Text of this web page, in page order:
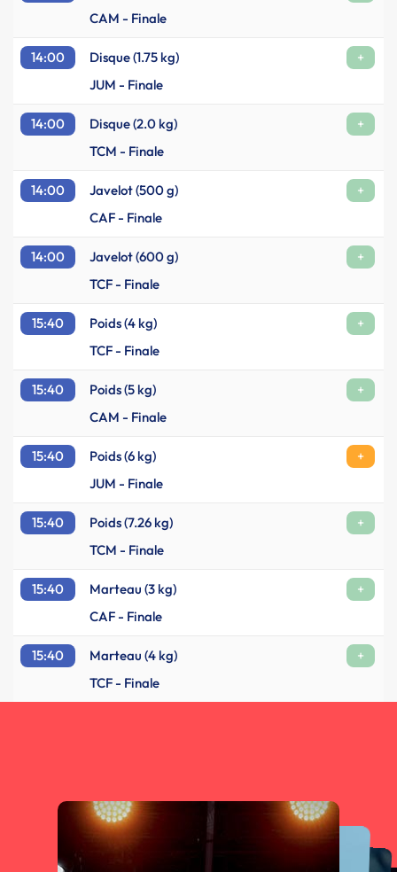
CAM - Finale
14:00 Disque (1.75 kg)
+
JUM - Finale
14:00 Disque (2.0 kg)
+
TCM - Finale
14:00 Javelot (500 g)
+
CAF - Finale
14:00 Javelot (600 g)
+
TCF - Finale
15:40 Poids (4 kg)
+
TCF - Finale
15:40 Poids (5 kg)
+
CAM - Finale
15:40 Poids (6 kg)
+
JUM - Finale
15:40 Poids (7.26 kg)
+
TCM - Finale
15:40 Marteau (3 kg)
+
CAF - Finale
15:40 Marteau (4 kg)
+
TCF - Finale